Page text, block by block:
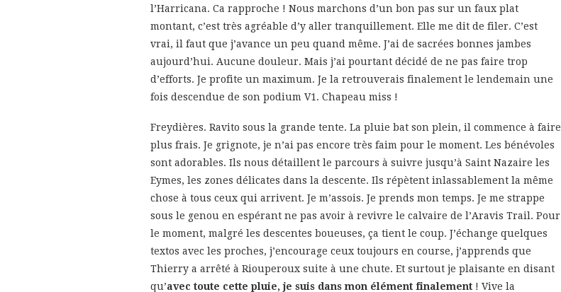
l’Harricana. Ca rapproche ! Nous marchons d’un bon pas sur un faux plat
montant, c’est très agréable d’y aller tranquillement. Elle me dit de filer. C’est
vrai, il faut que j’avance un peu quand même. J’ai de sacrées bonnes jambes
aujourd’hui. Aucune douleur. Mais j’ai pourtant décidé de ne pas faire trop
d’efforts. Je profite un maximum. Je la retrouverais finalement le lendemain une
fois descendue de son podium V1. Chapeau miss !
Freydières. Ravito sous la grande tente. La pluie bat son plein, il commence à faire
plus frais. Je grignote, je n’ai pas encore très faim pour le moment. Les bénévoles
sont adorables. Ils nous détaillent le parcours à suivre jusqu’à Saint Nazaire les
Eymes, les zones délicates dans la descente. Ils répètent inlassablement la même
chose à tous ceux qui arrivent. Je m’assois. Je prends mon temps. Je me strappe
sous le genou en espérant ne pas avoir à revivre le calvaire de l’Aravis Trail. Pour
le moment, malgré les descentes boueuses, ça tient le coup. J’échange quelques
textos avec les proches, j’encourage ceux toujours en course, j’apprends que
Thierry a arrêté à Riouperoux suite à une chute. Et surtout je plaisante en disant
qu’avec toute cette pluie, je suis dans mon élément finalement ! Vive la